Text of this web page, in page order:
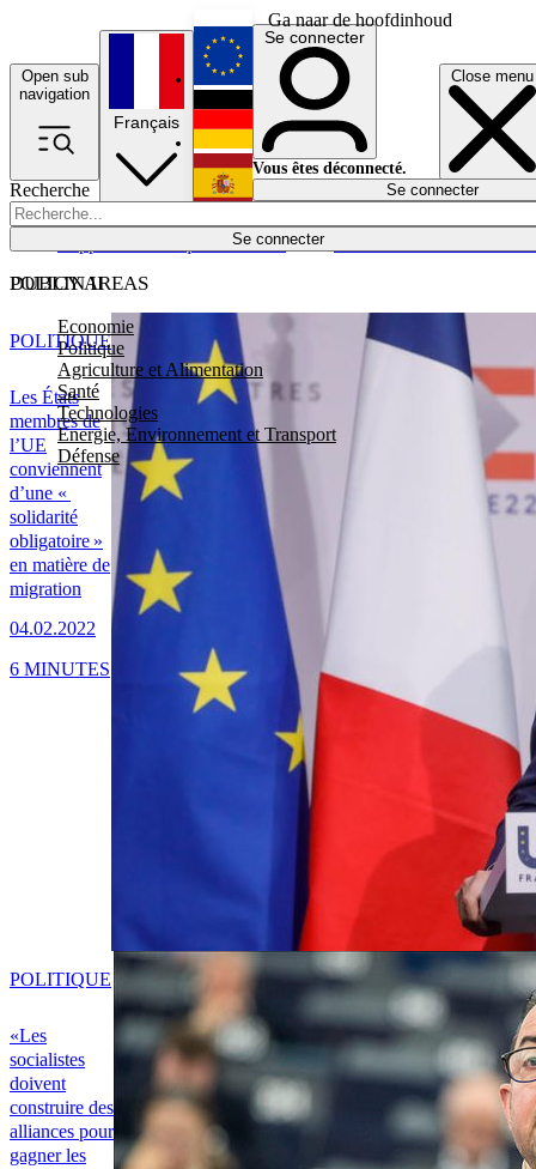
Ga naar de hoofdinhoud
Open sub
navigation
Close menu
Recherche
Se connecter
POLICY AREAS
Economie
Politique
Agriculture et Alimentation
Santé
Technologies
Energie, Environnement et Transport
Défense
Économie
Français
English
Deutsch
Español
Se connecter
Vous êtes déconnecté.
Se connecter
DUBLIN II
Les États
membres de
l’UE
conviennent
d’une «
solidarité
obligatoire »
en matière de
migration
04.02.2022
POLITIQUE
6 MINUTES
«Les
socialistes
doivent
construire des
alliances pour
gagner les
POLITIQUE